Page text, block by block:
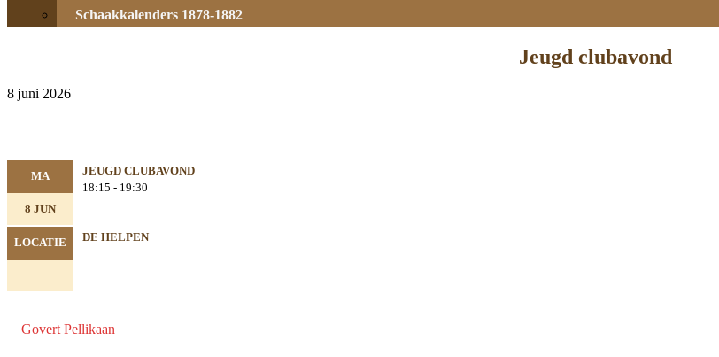
Schaakkalenders 1878-1882
Jeugd clubavond
8 juni 2026
MA
8 JUN
JEUGD CLUBAVOND
18:15 - 19:30
LOCATIE DE HELPEN
Govert Pellikaan